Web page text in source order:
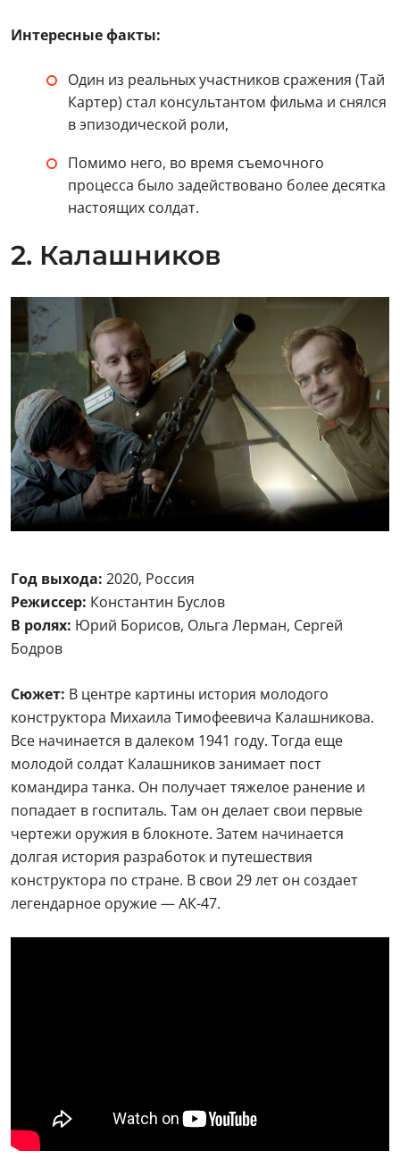
Интересные факты:
Один из реальных участников сражения (Тай
Картер) стал консультантом фильма и снялся
в эпизодической роли,
Помимо него, во время съемочного
процесса было задействовано более десятка
настоящих солдат.
2. Калашников
Год выхода: 2020, Россия
Режиссер: Константин Буслов
В ролях: Юрий Борисов, Ольга Лерман, Сергей
Бодров
Сюжет: В центре картины история молодого
конструктора Михаила Тимофеевича Калашникова.
Все начинается в далеком 1941 году. Тогда еще
молодой солдат Калашников занимает пост
командира танка. Он получает тяжелое ранение и
попадает в госпиталь. Там он делает свои первые
чертежи оружия в блокноте. Затем начинается
долгая история разработок и путешествия
конструктора по стране. В свои 29 лет он создает
легендарное оружие — АК-47.